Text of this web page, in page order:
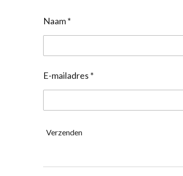
Naam *
E-mailadres *
Verzenden